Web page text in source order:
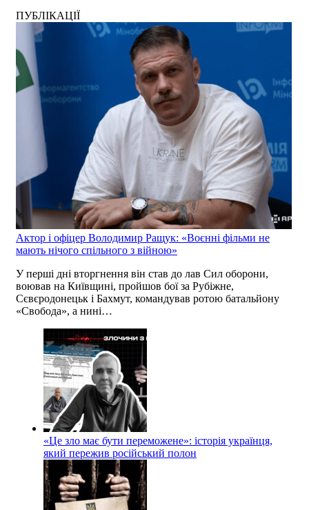
ПУБЛІКАЦІЇ
Актор і офіцер Володимир Ращук: «Воєнні фільми не
мають нічого спільного з війною»
У перші дні вторгнення він став до лав Сил оборони,
воював на Київщині, пройшов бої за Рубіжне,
Сєвєродонецьк і Бахмут, командував ротою батальйону
«Свобода», а нині…
«Це зло має бути переможене»: історія українця,
який пережив російський полон